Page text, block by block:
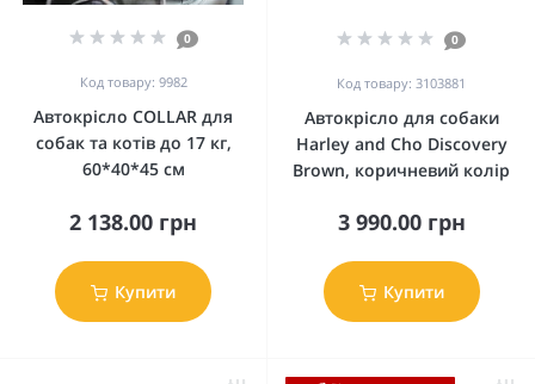
0
Код товару: 9982
Автокрісло COLLAR для
собак та котів до 17 кг,
60*40*45 см
2 138.00 грн
Купити
0
Код товару: 3103881
Автокрісло для собаки
Harley and Cho Discovery
Brown, коричневий колір
3 990.00 грн
Купити